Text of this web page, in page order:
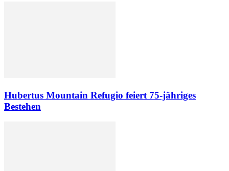
Hubertus Mountain Refugio feiert 75-jähriges
Bestehen